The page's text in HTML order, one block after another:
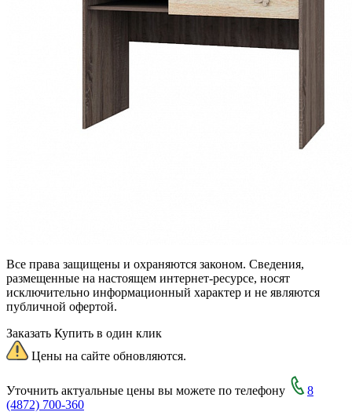
Все права защищены и охраняются законом. Сведения,
размещенные на настоящем интернет-ресурсе, носят
исключительно информационный характер и не являются
публичной офертой.
Заказать Купить в один клик
Цены на сайте обновляются.
Уточнить актуальные цены вы можете по телефону
8
(4872) 700-360